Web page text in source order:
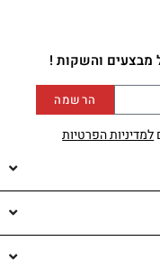
מבצעים והשקות !
למדיניות הפרטיות
הרשמה